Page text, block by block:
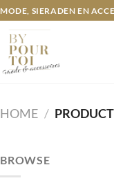
MODE, SIERADEN EN
HOME /
BROWSE